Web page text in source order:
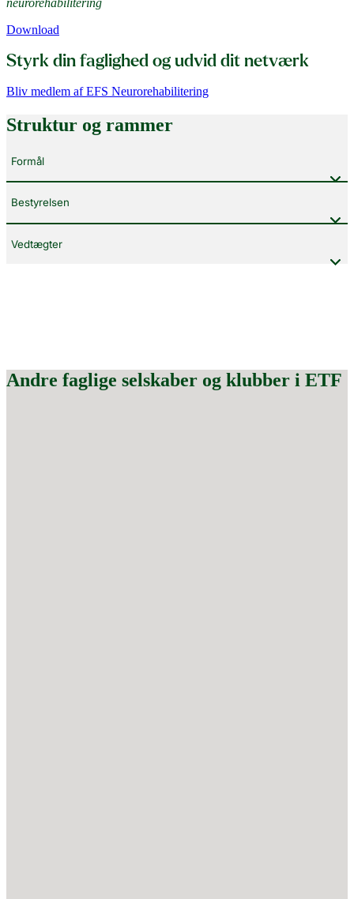
neurorehabilitering
Download
Styrk din faglighed og udvid dit netværk
Bliv medlem af EFS Neurorehabilitering
Struktur og rammer
Formål
Bestyrelsen
Vedtægter
Andre faglige selskaber og klubber i ETF